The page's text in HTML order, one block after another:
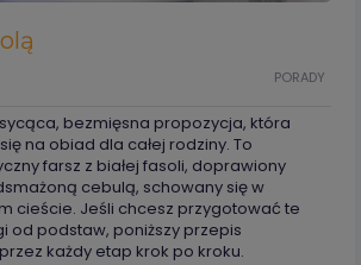
PORADY
bezmięsna propozycja, która
na obiad dla całej rodziny. To
farsz z białej fasoli, doprawiony
cebulą, schowany się w
cieście. Jeśli chcesz przygotować te
od podstaw, poniższy przepis
każdy etap krok po kroku.